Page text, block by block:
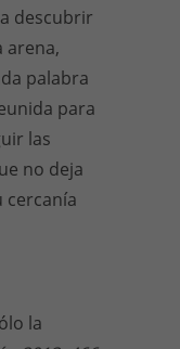
descubrir
arena,
palabra
para
las
no deja
cercanía
la